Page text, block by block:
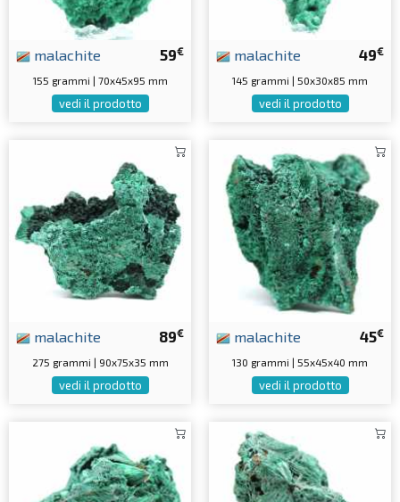
59€
malachite
155 grammi | 70x45x95 mm
vedi il prodotto
49€
malachite
145 grammi | 50x30x85 mm
vedi il prodotto
89€
malachite
275 grammi | 90x75x35 mm
vedi il prodotto
45€
malachite
130 grammi | 55x45x40 mm
vedi il prodotto